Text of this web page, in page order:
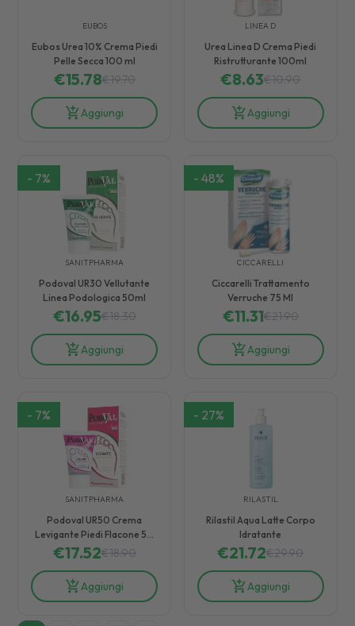
EUBOS
Eubos Urea 10% Crema Piedi
Pelle Secca 100 ml
€15.78€19.70
Aggiungi
LINEA D
Urea Linea D Crema Piedi
Ristrutturante 100ml
€8.63€10.90
Aggiungi
- 7%
SANITPHARMA
Podoval UR30 Vellutante
Linea Podologica 50ml
€16.95€18.30
Aggiungi
- 48%
CICCARELLI
Ciccarelli Trattamento
Verruche 75 Ml
€11.31€21.90
Aggiungi
- 7%
SANITPHARMA
Podoval UR50 Crema
Levigante Piedi Flacone 50
ml
€17.52€18.90
Aggiungi
- 27%
RILASTIL
Rilastil Aqua Latte Corpo
Idratante
€21.72€29.90
Aggiungi